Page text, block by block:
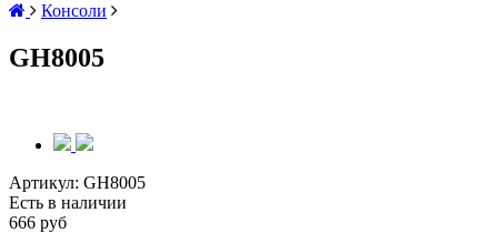
Консоли
GH8005
Артикул: GH8005
Есть в наличии
666 руб